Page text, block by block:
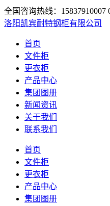
全国咨询热线：15837910007
洛阳凯宾耐特钢柜有限公司
首页
文件柜
更衣柜
产品中心
集团图册
新闻资讯
关于我们
联系我们
首页
文件柜
更衣柜
产品中心
集团图册